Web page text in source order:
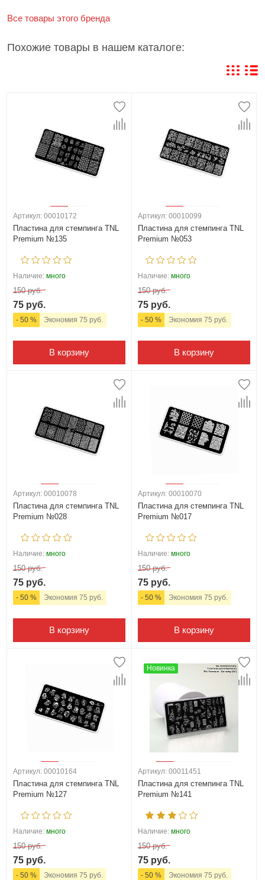
Все товары этого бренда
Похожие товары в нашем каталоге:
Артикул: 00010172
Пластина для стемпинга TNL
Premium №135
Наличие: много
150 руб.
75 руб.
- 50 % Экономия 75 руб.
В корзину
Артикул: 00010099
Пластина для стемпинга TNL
Premium №053
Наличие: много
150 руб.
75 руб.
- 50 % Экономия 75 руб.
В корзину
Артикул: 00010078
Пластина для стемпинга TNL
Premium №028
Наличие: много
150 руб.
75 руб.
- 50 % Экономия 75 руб.
В корзину
Артикул: 00010070
Пластина для стемпинга TNL
Premium №017
Наличие: много
150 руб.
75 руб.
- 50 % Экономия 75 руб.
В корзину
Артикул: 00010164
Пластина для стемпинга TNL
Premium №127
Наличие: много
150 руб.
75 руб.
- 50 % Экономия 75 руб.
Новинка
Артикул: 00011451
Пластина для стемпинга TNL
Premium №141
Наличие: много
150 руб.
75 руб.
- 50 % Экономия 75 руб.